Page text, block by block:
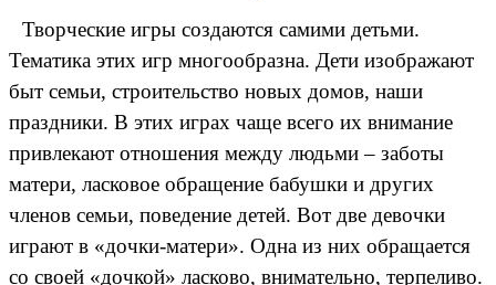
Творческие игры создаются самими детьми.
Тематика этих игр многообразна. Дети изображают
быт семьи, строительство новых домов, наши
праздники. В этих играх чаще всего их внимание
привлекают отношения между людьми – заботы
матери, ласковое обращение бабушки и других
членов семьи, поведение детей. Вот две девочки
играют в «дочки-матери». Одна из них обращается
со своей «дочкой» ласково, внимательно, терпеливо.